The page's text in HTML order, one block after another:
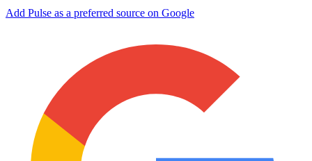
Add Pulse as a preferred source on Google